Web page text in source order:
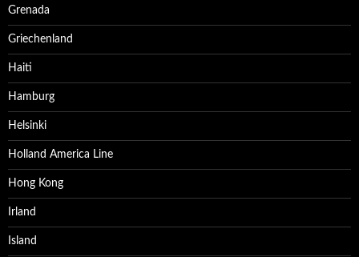
Grenada
Griechenland
Haiti
Hamburg
Helsinki
Holland America Line
Hong Kong
Irland
Island